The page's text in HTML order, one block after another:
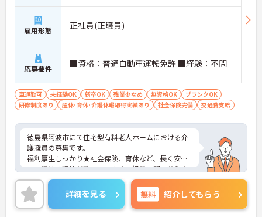
雇用形態 正社員(正職員)
応募要件 ■資格：普通自動車運転免許 ■経験：不問
車通勤可 未経験OK 新卒OK 残業少なめ 無資格OK
ブランクOK
研修制度あり
産休･育休･介護休暇取得実績あり 社会保険完備 交通費支給
徳島県阿波市にて住宅型有料老人ホームにおける介
護職員の募集です。
福利厚生しっかり★社会保険、育休など、長く安心
して働ける環境が整っています！経験不問の募集な
ので、これから新しく介護にチャレンジする方にも
オススメ◎
ご興味ある方には、面接対策ポイントなど、詳細を
お話しいたしますのでお気軽にご相談ください。
詳細を見る 無料 紹介してもらう